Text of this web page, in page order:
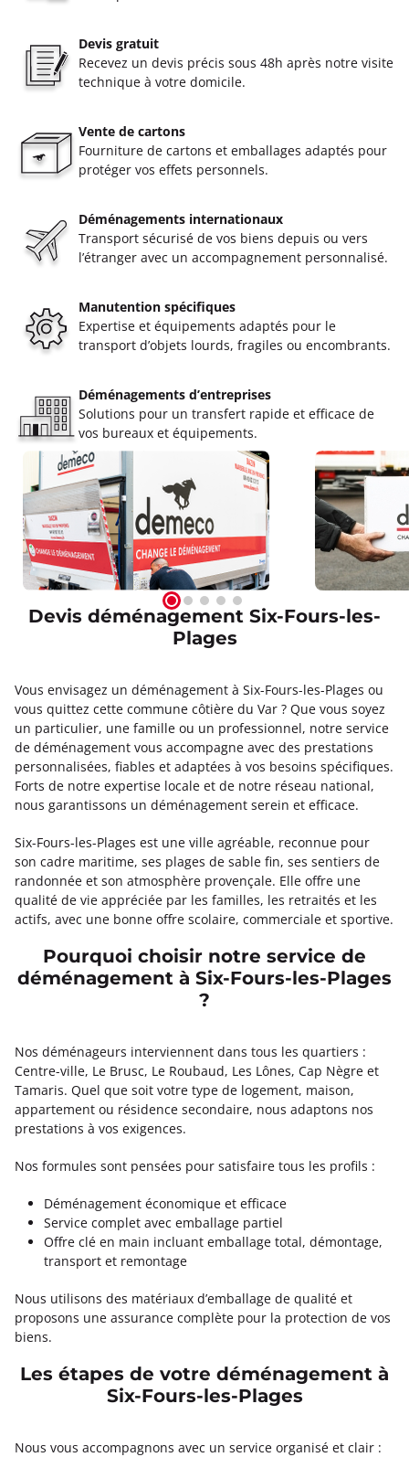
Devis gratuit
Recevez un devis précis sous 48h après notre visite
technique à votre domicile.
Vente de cartons
Fourniture de cartons et emballages adaptés pour
protéger vos effets personnels.
Déménagements internationaux
Transport sécurisé de vos biens depuis ou vers
l’étranger avec un accompagnement personnalisé.
Manutention spécifiques
Expertise et équipements adaptés pour le
transport d’objets lourds, fragiles ou encombrants.
Déménagements d’entreprises
Solutions pour un transfert rapide et efficace de
vos bureaux et équipements.
Devis déménagement Six-Fours-les-
Plages
Vous envisagez un déménagement à Six-Fours-les-Plages ou
vous quittez cette commune côtière du Var ? Que vous soyez
un particulier, une famille ou un professionnel, notre service
de déménagement vous accompagne avec des prestations
personnalisées, fiables et adaptées à vos besoins spécifiques.
Forts de notre expertise locale et de notre réseau national,
nous garantissons un déménagement serein et efficace.
Six-Fours-les-Plages est une ville agréable, reconnue pour
son cadre maritime, ses plages de sable fin, ses sentiers de
randonnée et son atmosphère provençale. Elle offre une
qualité de vie appréciée par les familles, les retraités et les
actifs, avec une bonne offre scolaire, commerciale et sportive.
Pourquoi choisir notre service de
déménagement à Six-Fours-les-Plages
?
Nos déménageurs interviennent dans tous les quartiers :
Centre-ville, Le Brusc, Le Roubaud, Les Lônes, Cap Nègre et
Tamaris. Quel que soit votre type de logement, maison,
appartement ou résidence secondaire, nous adaptons nos
prestations à vos exigences.
Nos formules sont pensées pour satisfaire tous les profils :
Déménagement économique et efficace
Service complet avec emballage partiel
Offre clé en main incluant emballage total, démontage,
transport et remontage
Nous utilisons des matériaux d’emballage de qualité et
proposons une assurance complète pour la protection de vos
biens.
Les étapes de votre déménagement à
Six-Fours-les-Plages
Nous vous accompagnons avec un service organisé et clair :